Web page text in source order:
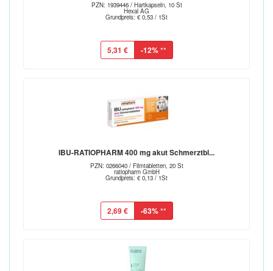
PZN: 1939446 / Hartkapseln, 10 St
Hexal AG
Grundpreis: € 0,53 / 1St
5,31 € -12%**
IBU-RATIOPHARM 400 mg akut Schmerztbl...
PZN: 0266040 / Filmtabletten, 20 St
ratiopharm GmbH
Grundpreis: € 0,13 / 1St
2,69 € -63%**